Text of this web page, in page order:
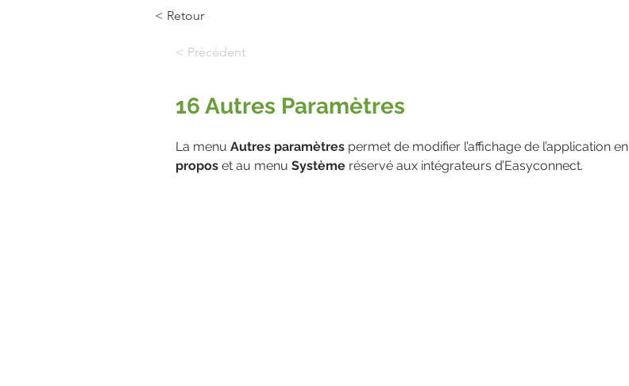
< Retour
< Précédent
16 Autres Paramètres
La menu Autres paramètres permet de modifier l’affichage de l’application en
propos et au menu Système réservé aux intégrateurs d’Easyconnect.